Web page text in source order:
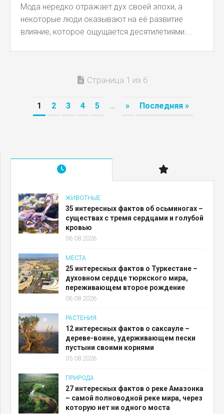
Мода нередко отражает дух своей эпохи, а
некоторые люди оказывают на её развитие
влияние, которое ощущается десятилетиями....
Страница 1 из 6
1 2 3 4 5 ... » Последняя »
ЖИВОТНЫЕ
35 интересных фактов об осьминогах –
существах с тремя сердцами и голубой
кровью
06.08.2026
МЕСТА
25 интересных фактов о Туркестане –
духовном сердце тюркского мира,
переживающем второе рождение
06.08.2026
РАСТЕНИЯ
12 интересных фактов о саксауле –
дереве-воине, удерживающем пески
пустыни своими корнями
05.08.2026
ПРИРОДА
27 интересных фактов о реке Амазонка
– самой полноводной реке мира, через
которую нет ни одного моста